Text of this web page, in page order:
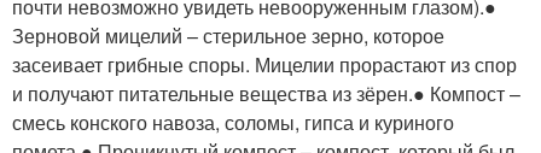
почти невозможно увидеть невооруженным глазом).●
Зерновой мицелий – стерильное зерно, которое
засеивает грибные споры. Мицелии прорастают из спор
и получают питательные вещества из зёрен.● Компост –
смесь конского навоза, соломы, гипса и куриного